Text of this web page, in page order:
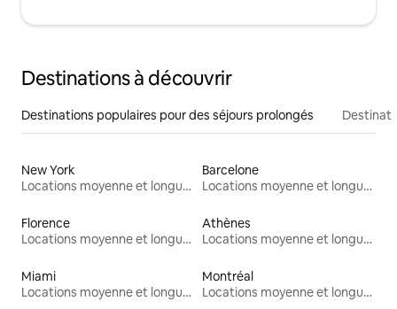
Destinations à découvrir
Destinations populaires pour des séjours prolongés
New York
Locations moyenne et longue durée
Barcelone
Locations moyenne et longue durée
Florence
Locations moyenne et longue durée
Athènes
Locations moyenne et longue durée
Miami
Locations moyenne et longue durée
Montréal
Locations moyenne et longue durée